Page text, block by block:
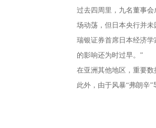
过去四周里，九名董事
场动荡，但日本央行并未
瑞银证券首席日本经济学
的影响还为时过早。”
在亚洲其他地区，重要数
此外，由于风暴“弗朗辛